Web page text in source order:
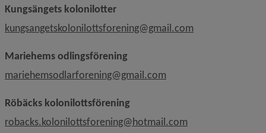
Kungsängets kolonilotter
kungsangetskolonilottsforening@gmail.com
Mariehems odlingsförening
mariehemsodlarforening@gmail.com
Röbäcks kolonilottsförening
robacks.kolonilottsforening@hotmail.com